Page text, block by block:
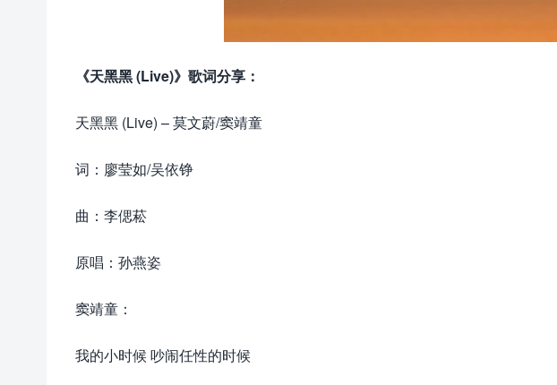
《天黑黑 (Live)》歌词分享：
天黑黑 (Live) – 莫文蔚/窦靖童
词：廖莹如/吴依铮
曲：李偲菘
原唱：孙燕姿
窦靖童：
我的小时候 吵闹任性的时候